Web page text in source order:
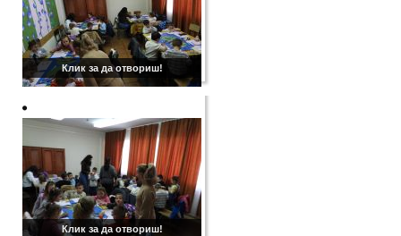
Клик за да отвориш!
Клик за да отвориш!